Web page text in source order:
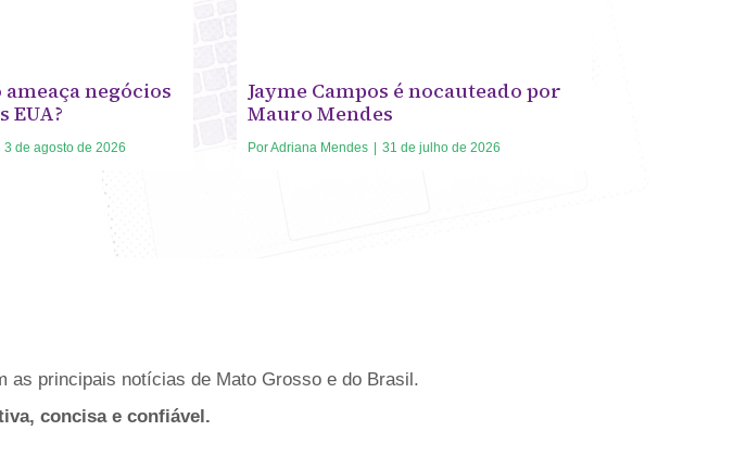
negócios
EUA?
3 de agosto de 2026
Jayme Campos é nocauteado por
Mauro Mendes
PorAdriana Mendes 31 de julho de 2026
as principais notícias de Mato Grosso e do Brasil.
concisa e confiável.